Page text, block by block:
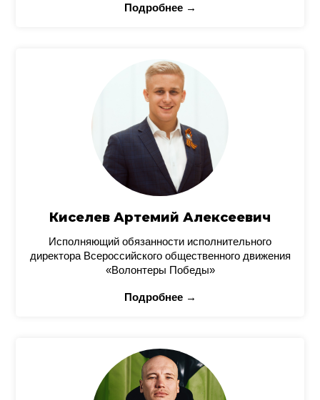
Подробнее →
Киселев Артемий Алексеевич
Исполняющий обязанности исполнительного
директора Всероссийского общественного движения
«Волонтеры Победы»
Подробнее →